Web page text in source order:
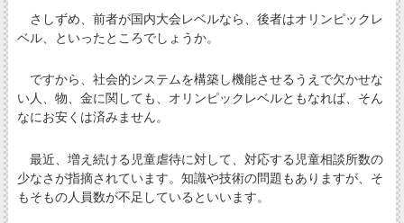
さしずめ、前者が国内大会レベルなら、後者はオリンピックレ
ベル、といったところでしょうか。
ですから、社会的システムを構築し機能させるうえで欠かせな
い人、物、金に関しても、オリンピックレベルともなれば、そん
なにお安くは済みません。
最近、増え続ける児童虐待に対して、対応する児童相談所数の
少なさが指摘されています。知識や技術の問題もありますが、そ
もそもの人員数が不足しているといいます。